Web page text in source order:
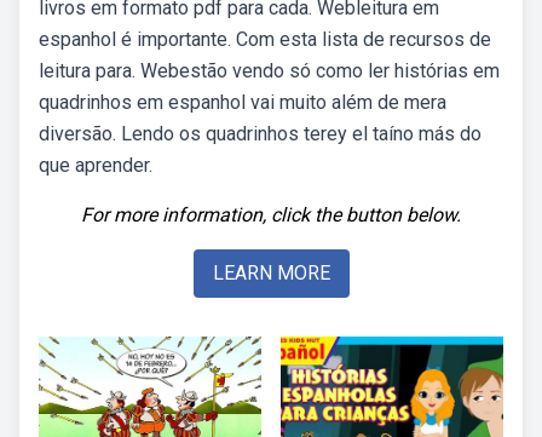
livros em formato pdf para cada. Webleitura em
espanhol é importante. Com esta lista de recursos de
leitura para. Webestão vendo só como ler histórias em
quadrinhos em espanhol vai muito além de mera
diversão. Lendo os quadrinhos terey el taíno más do
que aprender.
For more information, click the button below.
LEARN MORE